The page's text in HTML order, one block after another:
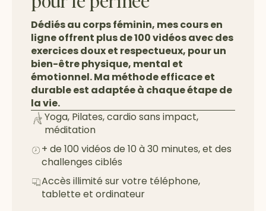
Dédiés au corps féminin, mes cours en
ligne offrent plus de 100 vidéos avec des
exercices doux et respectueux, pour un
bien-être physique, mental et
émotionnel. Ma méthode efficace et
durable est adaptée à chaque étape de
la vie.
Yoga, Pilates, cardio sans impact,
méditation
+ de 100 vidéos de 10 à 30 minutes, et des
challenges ciblés
Accès illimité sur votre téléphone,
tablette et ordinateur